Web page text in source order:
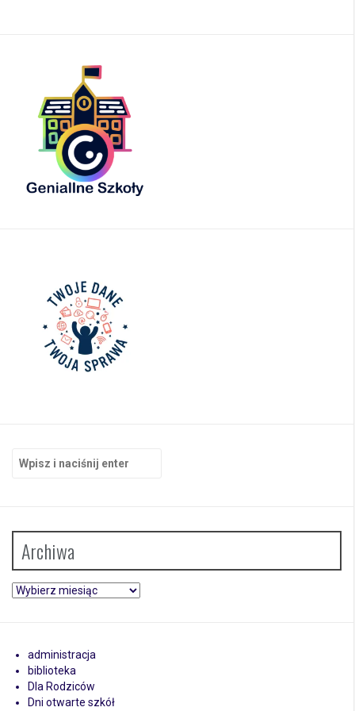
Szukaj:
Archiwa
Archiwa
administracja
biblioteka
Dla Rodziców
Dni otwarte szkół